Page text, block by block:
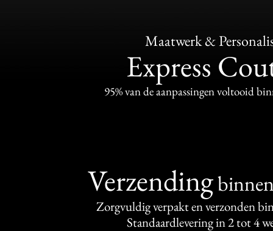
Maatwerk &
Express
95% van de aanpassingen voltooid
Verzending
Zorgvuldig verpakt en verzonden
Standaardlevering in 2 tot 4